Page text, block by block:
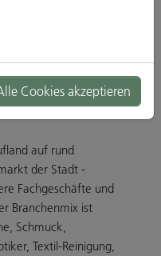
auf rund
der Stadt -
Fachgeschäfte und
Branchenmix ist
Schmuck,
Textil-Reinigung,
Cookies akzeptieren